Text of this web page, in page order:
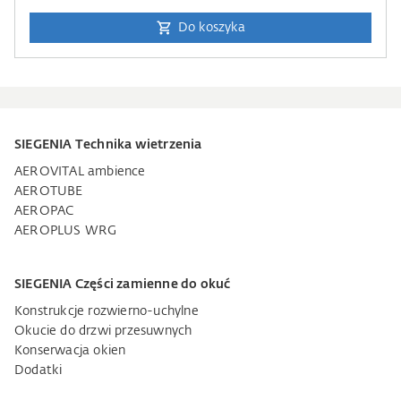
Do koszyka
SIEGENIA Technika wietrzenia
AEROVITAL ambience
AEROTUBE
AEROPAC
AEROPLUS WRG
SIEGENIA Części zamienne do okuć
Konstrukcje rozwierno-uchylne
Okucie do drzwi przesuwnych
Konserwacja okien
Dodatki